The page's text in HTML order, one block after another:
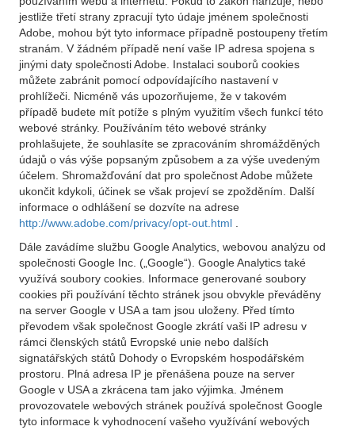
jestliže třetí strany zpracují tyto údaje jménem společnosti
Adobe, mohou být tyto informace případně postoupeny třetím
stranám. V žádném případě není vaše IP adresa spojena s
jinými daty společnosti Adobe. Instalaci souborů cookies
můžete zabránit pomocí odpovídajícího nastavení v
prohlížeči. Nicméně vás upozorňujeme, že v takovém
případě budete mít potíže s plným využitím všech funkcí této
webové stránky. Používáním této webové stránky
prohlašujete, že souhlasíte se zpracováním shromážděných
údajů o vás výše popsaným způsobem a za výše uvedeným
účelem. Shromažďování dat pro společnost Adobe můžete
ukončit kdykoli, účinek se však projeví se zpožděním. Další
informace o odhlášení se dozvíte na adrese
http://www.adobe.com/privacy/opt-out.html
Dále zavádíme službu Google Analytics, webovou analýzu od
společnosti Google Inc. („Google“). Google Analytics také
využívá soubory cookies. Informace generované soubory
cookies při používání těchto stránek jsou obvykle převáděny
na server Google v USA a tam jsou uloženy. Před tímto
převodem však společnost Google zkrátí vaši IP adresu v
rámci členských států Evropské unie nebo dalších
signatářských států Dohody o Evropském hospodářském
prostoru. Plná adresa IP je přenášena pouze na server
Google v USA a zkrácena tam jako výjimka. Jménem
provozovatele webových stránek používá společnost Google
tyto informace k vyhodnocení vašeho využívání webových